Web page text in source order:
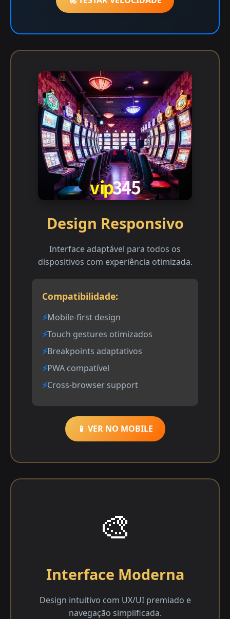
Design Responsivo
Interface adaptável para todos os
dispositivos com experiência otimizada.
Compatibilidade:
Mobile-first design
Touch gestures otimizados
Breakpoints adaptativos
PWA compatível
Cross-browser support
📱 VER NO MOBILE
🎨
Interface Moderna
Design intuitivo com UX/UI premiado e
navegação simplificada.